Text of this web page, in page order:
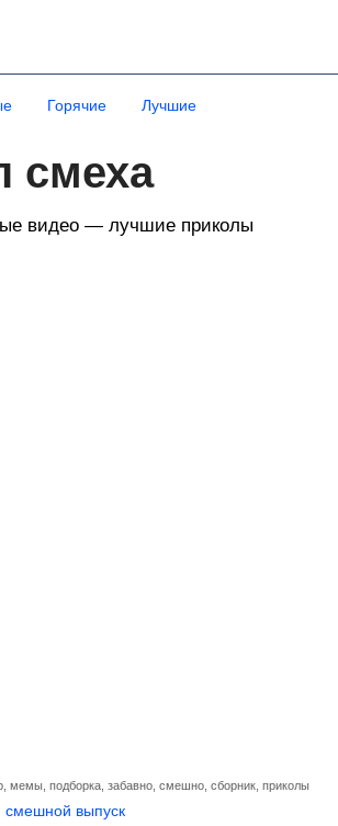
Горячие Лучшие
смеха
видео — лучшие приколы
мемы подборка забавно смешно сборник приколы
выпуск